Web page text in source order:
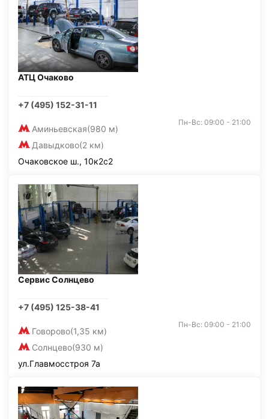
АТЦ Очаково
+7 (495) 152-31-11
Аминьевская(980 м)
Давыдково(2 км)
Пн-Вс: 09:00 - 21:00
Очаковское ш., 10к2с2
Сервис Солнцево
+7 (495) 125-38-41
Говорово(1,35 км)
Солнцево(930 м)
Пн-Вс: 09:00 - 21:00
ул.Главмосстроя 7а